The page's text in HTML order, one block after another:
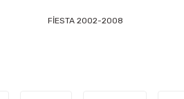
FİESTA 2002-2008